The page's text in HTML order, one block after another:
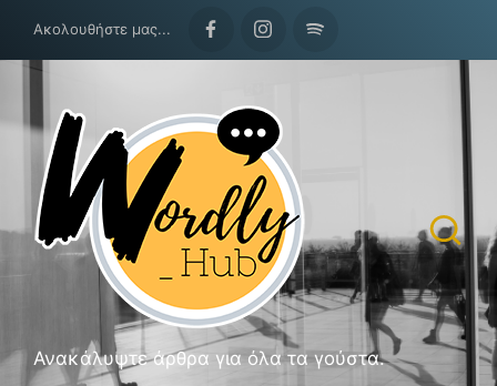
Ακολουθήστε μας...
FacebookInstagramSpotify
Ανακάλυψτε άρθρα για όλα τα γούστα.